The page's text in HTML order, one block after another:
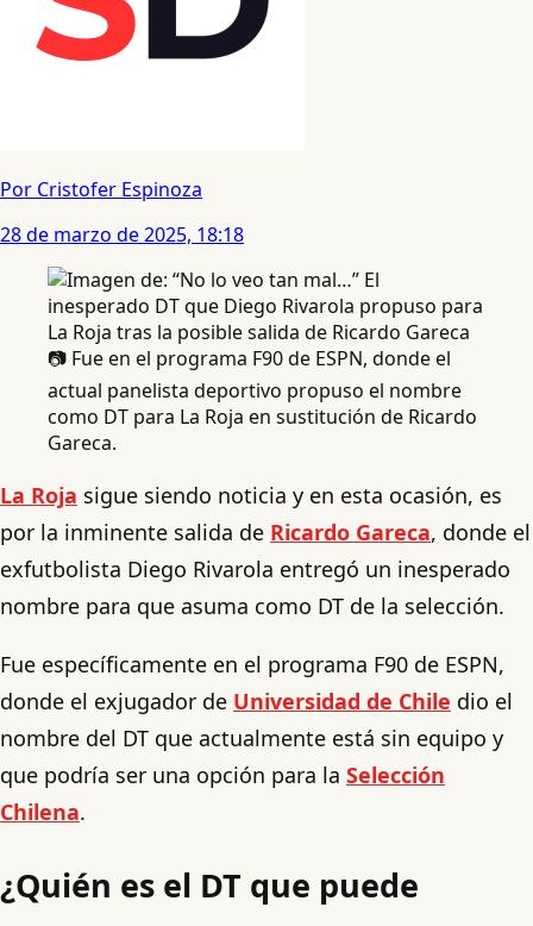
Por Cristofer Espinoza
28 de marzo de 2025, 18:18
📷 Fue en el programa F90 de ESPN, donde el
actual panelista deportivo propuso el nombre
como DT para La Roja en sustitución de Ricardo
Gareca.
La Roja sigue siendo noticia y en esta ocasión, es
por la inminente salida de Ricardo Gareca, donde el
exfutbolista Diego Rivarola entregó un inesperado
nombre para que asuma como DT de la selección.
Fue específicamente en el programa F90 de ESPN,
donde el exjugador de Universidad de Chile dio el
nombre del DT que actualmente está sin equipo y
que podría ser una opción para la Selección
Chilena.
¿Quién es el DT que puede